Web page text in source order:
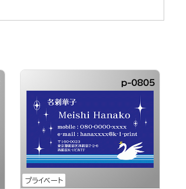
プライベート
p-0805